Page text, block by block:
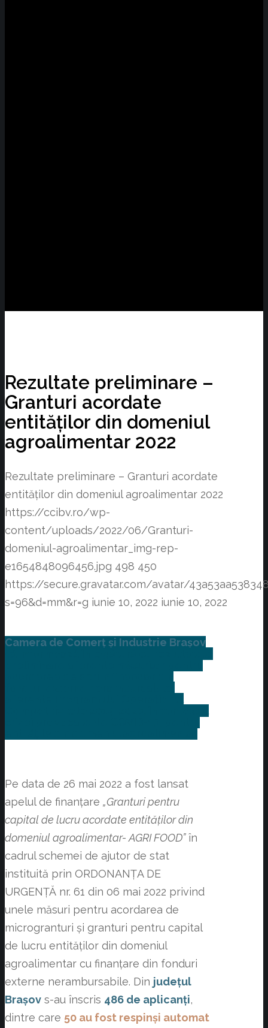
Rezultate preliminare –
Granturi acordate
entităților din domeniul
agroalimentar 2022
Rezultate preliminare – Granturi acordate
entităților din domeniul agroalimentar 2022
https://ccibv.ro/wp-
content/uploads/2022/06/Granturi-
domeniul-agroalimentar_img-rep-
e1654848096456.jpg 498 450
https://secure.gravatar.com/avatar/
s=96&d=mm&r=g iunie 10, 2022 iunie 10, 2022
Camera de Comerț și Industrie Brașov
Pe data de 26 mai 2022 a fost lansat
apelul de finanțare „Granturi pentru
capital de lucru acordate entităților din
domeniul agroalimentar- AGRI FOOD”în
cadrul schemei de ajutor de stat
instituită prin ORDONANȚA DE
URGENȚĂ nr. 61 din 06 mai 2022 privind
unele măsuri pentru acordarea de
microgranturi și granturi pentru capital
de lucru entităților din domeniul
agroalimentar cu finanțare din fonduri
externe nerambursabile. Din județul
Brașov s-au înscris 486 de aplicanți,
dintre care 50 au fost respinși automat